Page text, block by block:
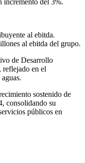
incremento del 3%.
al ebitda.
al ebitda del grupo.
de Desarrollo
reflejado en el
sostenido de
consolidando su
públicos en